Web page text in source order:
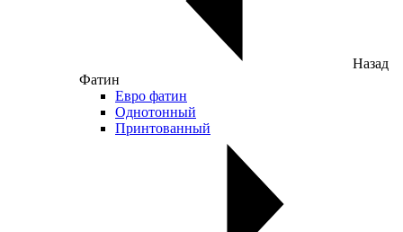
Назад
Фатин
Евро фатин
Однотонный
Принтованный